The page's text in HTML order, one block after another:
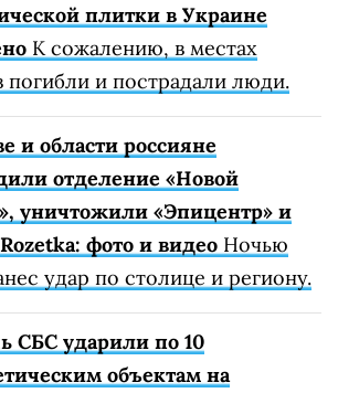
плитки в Украине
К сожалению, в местах
погибли и пострадали люди.
и области россияне
отделение «Новой
уничтожили «Эпицентр» и
фото и видео Ночью
удар по столице и региону.
СБС ударили по 10
объектам на